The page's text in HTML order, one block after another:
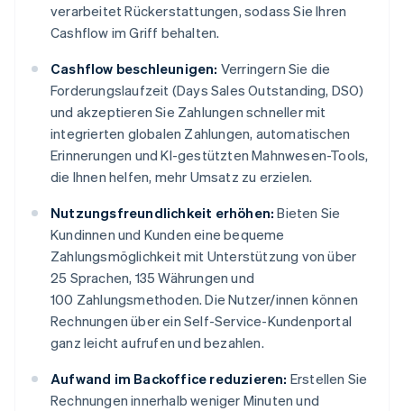
verarbeitet Rückerstattungen, sodass Sie Ihren
Cashflow im Griff behalten.
Cashflow beschleunigen: Verringern Sie die
Forderungslaufzeit (Days Sales Outstanding, DSO)
und akzeptieren Sie Zahlungen schneller mit
integrierten globalen Zahlungen, automatischen
Erinnerungen und KI-gestützten Mahnwesen-Tools,
die Ihnen helfen, mehr Umsatz zu erzielen.
Nutzungsfreundlichkeit erhöhen: Bieten Sie
Kundinnen und Kunden eine bequeme
Zahlungsmöglichkeit mit Unterstützung von über
25 Sprachen, 135 Währungen und
100 Zahlungsmethoden. Die Nutzer/innen können
Rechnungen über ein Self-Service-Kundenportal
ganz leicht aufrufen und bezahlen.
Aufwand im Backoffice reduzieren: Erstellen Sie
Rechnungen innerhalb weniger Minuten und